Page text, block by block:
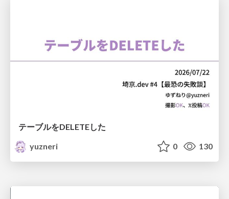
テーブルをDELETEした
yuzneri
0 130